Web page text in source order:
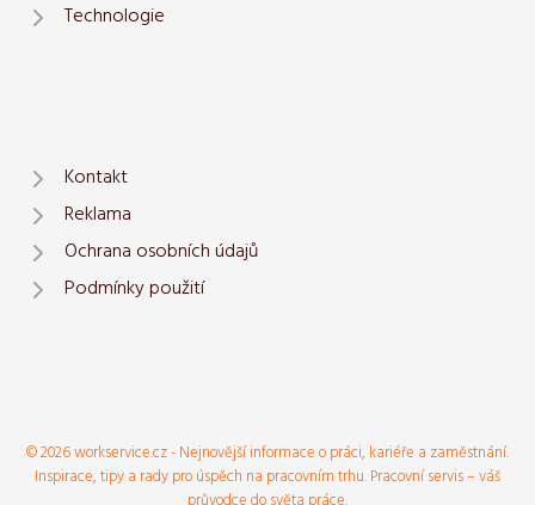
Technologie
Kontakt
Reklama
Ochrana osobních údajů
Podmínky použití
© 2026 workservice.cz - Nejnovější informace o práci, kariéře a zaměstnání.
Inspirace, tipy a rady pro úspěch na pracovním trhu. Pracovní servis – váš